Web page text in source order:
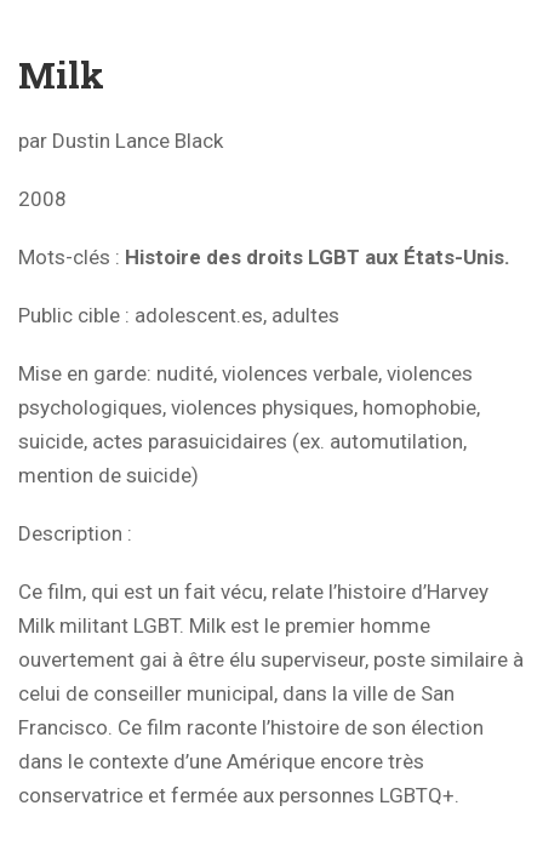
Milk
par Dustin Lance Black
2008
Mots-clés : Histoire des droits LGBT aux États-Unis.
Public cible : adolescent.es, adultes
Mise en garde: nudité, violences verbale, violences
psychologiques, violences physiques, homophobie,
suicide, actes parasuicidaires (ex. automutilation,
mention de suicide)
Description :
Ce film, qui est un fait vécu, relate l’histoire d’Harvey
Milk militant LGBT. Milk est le premier homme
ouvertement gai à être élu superviseur, poste similaire à
celui de conseiller municipal, dans la ville de San
Francisco. Ce film raconte l’histoire de son élection
dans le contexte d’une Amérique encore très
conservatrice et fermée aux personnes LGBTQ+.